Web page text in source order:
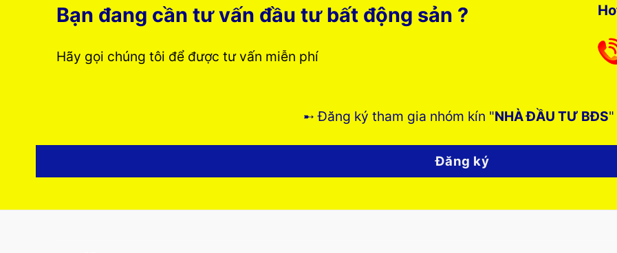
Bạn đang cần tư vấn đầu tư bất động sản ?
Hãy gọi chúng tôi để được tư vấn miễn phí
➸ Đăng ký tham gia nhóm kín "NHÀ ĐẦU TƯ BĐS"
Đăng ký